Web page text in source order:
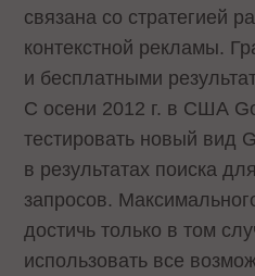
связана со стратегией
контекстной рекламы.
и бесплатными
С осени 2012 г. в США
тестировать новый вид
в результатах поиска
запросов.
достичь только в том
использовать все